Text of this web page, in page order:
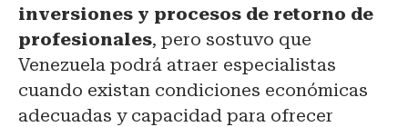
inversiones y procesos de retorno de
profesionales, pero sostuvo que
Venezuela podrá atraer especialistas
cuando existan condiciones económicas
adecuadas y capacidad para ofrecer